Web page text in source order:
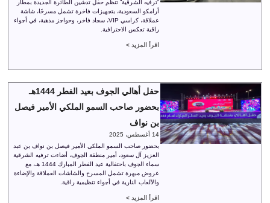
“ترفيه الشرقية” تنظم حفل تدشين الطائرة الجديدة بمطار
أرامكو السعودية، بتجهيزات فاخرة تشمل مسرحًا، شاشة
عملاقة، كراسي VIP، سجاد فاخر، وحواجز مذهبة، في أجواء
راقية تعكس الاحترافية.
اقرأ المزيد >
حفل أهالي الجوف بعيد الفطر 1444هـ
بحضور صاحب السمو الملكي الأمير فيصل
بن نواف
14 أغسطس، 2025
بحضور صاحب السمو الملكي الأمير فيصل بن نواف بن عبد
العزيز آل سعود، أمير منطقة الجوف، أضاءت ترفيه الشرقية
سماء الجوف باحتفالية عيد الفطر المبارك 1444 هـ، مع
عروض مبهرة تشمل المسرح والشاشات العملاقة والإضاءة
والألعاب النارية في أجواء تنظيمية راقية.
اقرأ المزيد >